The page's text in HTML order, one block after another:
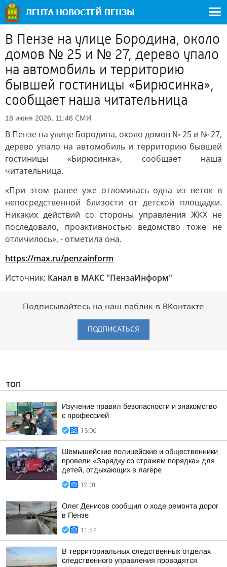
В Пензе на улице Бородина, около
домов № 25 и № 27, дерево упало
на автомобиль и территорию
бывшей гостиницы «Бирюсинка»,
сообщает наша читательница
18 июня 2026, 11:46 СМИ
В Пензе на улице Бородина, около домов № 25 и № 27,
дерево упало на автомобиль и территорию бывшей
гостиницы «Бирюсинка», сообщает наша
читательница.
«При этом ранее уже отломилась одна из веток в
непосредственной близости от детской площадки.
Никаких действий со стороны управления ЖКХ не
последовало, проактивностью ведомство тоже не
отличилось», - отметила она.
https://max.ru/penzainform
Источник: Канал в МАКС "ПензаИнформ"
Подписывайтесь на наш паблик в ВКонтакте
ПОДПИСАТЬСЯ
ТОП
Изучение правил безопасности и знакомство
с профессией
13:06
Шемышейские полицейские и общественники
провели «Зарядку со стражем порядка» для
детей, отдыхающих в лагере
12:01
Олег Денисов сообщил о ходе ремонта дорог
в Пензе
11:57
В территориальных следственных отделах
следственного управления проводятся